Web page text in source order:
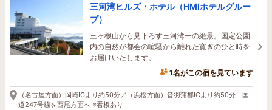
三河湾ヒルズ・ホテル（HMIホテルグルー
プ）
三ヶ根山から見下ろす三河湾一の絶景。国定公園
内の自然が都会の喧騒から離れた寛ぎのひと時を
お届けいたします。
1名がこの宿を見ています
（名古屋方面）岡崎ICより約50分／（浜松方面）音羽蒲郡ICより約50分 国
道247号線を西尾方面へ ※看板あり